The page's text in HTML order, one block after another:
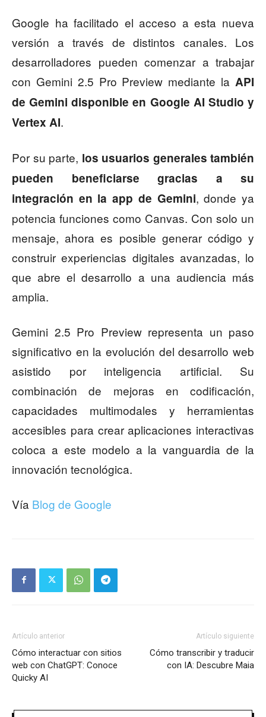
Google ha facilitado el acceso a esta nueva
versión a través de distintos canales. Los
desarrolladores pueden comenzar a trabajar
con Gemini 2.5 Pro Preview mediante la API
de Gemini disponible en Google AI Studio y
Vertex AI.
Por su parte, los usuarios generales también
pueden beneficiarse gracias a su
integración en la app de Gemini, donde ya
potencia funciones como Canvas. Con solo un
mensaje, ahora es posible generar código y
construir experiencias digitales avanzadas, lo
que abre el desarrollo a una audiencia más
amplia.
Gemini 2.5 Pro Preview representa un paso
significativo en la evolución del desarrollo web
asistido por inteligencia artificial. Su
combinación de mejoras en codificación,
capacidades multimodales y herramientas
accesibles para crear aplicaciones interactivas
coloca a este modelo a la vanguardia de la
innovación tecnológica.
Vía Blog de Google
Artículo anterior
Cómo interactuar con sitios
web con ChatGPT: Conoce
Quicky AI
Artículo siguiente
Cómo transcribir y traducir
con IA: Descubre Maia